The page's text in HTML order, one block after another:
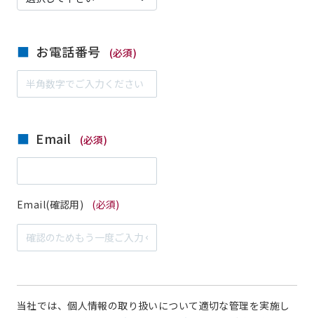
お電話番号 (必須)
Email (必須)
Email(確認用) (必須)
当社では、個人情報の取り扱いについて適切な管理を実施し